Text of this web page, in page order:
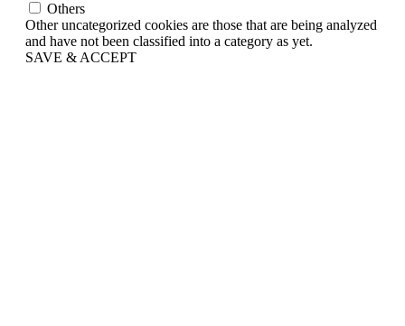
Others
Other uncategorized cookies are those that are being analyzed
and have not been classified into a category as yet.
SAVE & ACCEPT